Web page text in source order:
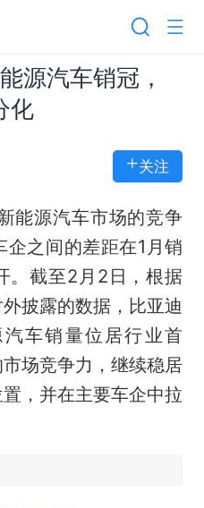
源汽车销冠，
化
+关注
源汽车市场的竞争
之间的差距在1月销
。截至2月2日，根据
披露的数据，比亚迪
车销量位居行业首
场竞争力，继续稳居
，并在主要车企中拉